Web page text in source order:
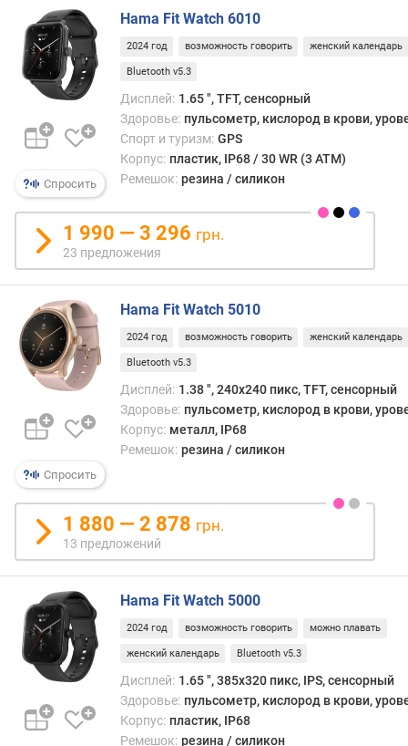
и
я
п
о
к
о
л
ч
е
с
т
р
е
д
л
о
ж
е
и
й
д
и
а
г
о
н
а
л
(
"
Спросить
Hama Fit Watch 6010
2024 год возможность говорить женский календарь
Bluetooth v5.3
Дисплей: 1.65 ", TFT, сенсорный
Здоровье: пульсометр, кислород в крови,
Спорт и туризм: GPS
Корпус: пластик, IP68 / 30 WR (3 ATM)
Ремешок: резина / силикон
1 990 — 3 296 грн.
23 предложения
Спросить
Hama Fit Watch 5010
2024 год возможность говорить женский календарь
Bluetooth v5.3
Дисплей: 1.38 ", 240x240 пикс, TFT, сенсорный
Здоровье: пульсометр, кислород в крови,
Корпус: металл, IP68
Ремешок: резина / силикон
1 880 — 2 878 грн.
13 предложений
Hama Fit Watch 5000
2024 год возможность говорить можно плавать
женский календарь Bluetooth v5.3
Дисплей: 1.65 ", 385x320 пикс, IPS, сенсорный
Здоровье: пульсометр, кислород в крови,
Корпус: пластик, IP68
Ремешок: резина / силикон